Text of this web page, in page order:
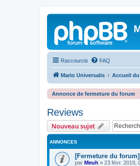
Raccourcis FAQ
Mario Universalis Accueil
Annonce de fermeture du forum
Reviews
Nouveau sujet
ANNONCES
[Fermeture du
par Meuh » 23 févr. 2019,